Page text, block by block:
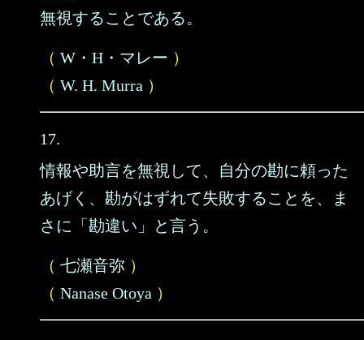
無視することである。
（ W・H・マレー ）
（ W. H. Murra ）
17.
情報や助言を無視して、自分の勘に頼った
あげく、勘がはずれて失敗することを、ま
さに「勘違い」と言う。
（ 七瀬音弥 ）
（ Nanase Otoya ）